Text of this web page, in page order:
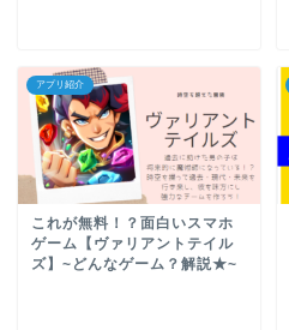
アプリ紹介
これが無料！？面白いスマホ
ゲーム【ヴァリアントテイル
ズ】~どんなゲーム？解説★~